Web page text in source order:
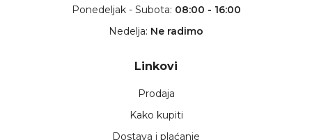
Ponedeljak - Subota: 08:00 - 16:00
Nedelja: Ne radimo
Linkovi
Prodaja
Kako kupiti
Dostava i plaćanje